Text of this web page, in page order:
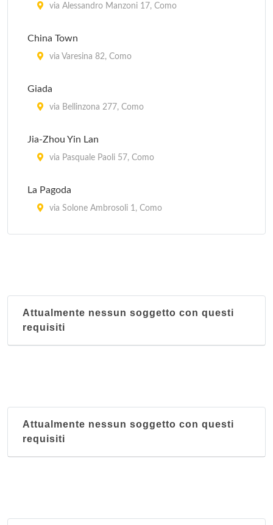
via Alessandro Manzoni 17, Como
China Town
via Varesina 82, Como
Giada
via Bellinzona 277, Como
Jia-Zhou Yin Lan
via Pasquale Paoli 57, Como
La Pagoda
via Solone Ambrosoli 1, Como
Attualmente nessun soggetto con questi
requisiti
Attualmente nessun soggetto con questi
requisiti